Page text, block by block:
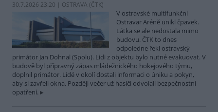
30.7.2026 23:20 | OSTRAVA (ČTK)
V ostravské multifunkční
Ostravar Aréně unikl čpavek.
Látka se ale nedostala mimo
budovu. ČTK to dnes
odpoledne řekl ostravský
primátor Jan Dohnal (Spolu). Lidi z objektu bylo nutné evakuovat. V
budově byl přípravný zápas mládežnického hokejového týmu,
doplnil primátor. Lidé v okolí dostali informaci o úniku a pokyn,
aby si zavřeli okna. Později večer už hasiči odvolali bezpečnostní
opatření.